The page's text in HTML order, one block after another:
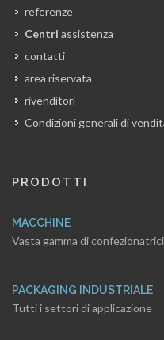
referenze
Centri assistenza
contatti
area riservata
rivenditori
Condizioni generali di
PRODOTTI
MACCHINE
Vasta gamma di confezionatrici
PACKAGING INDUSTRIALE
Tutti i settori di applicazione